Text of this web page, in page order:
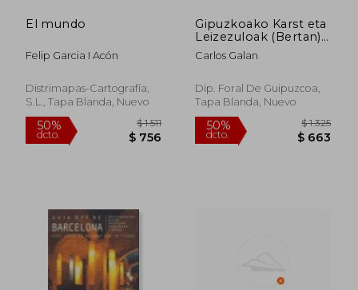
50%
dcto.
El mundo
Felip Garcia I Acón
Distrimapas-Cartografía,
S.L., Tapa Blanda, Nuevo
Gipuzkoako Karst eta
Leizezuloak (Bertan)
(en Euskera)
Carlos Galan
Dip. Foral De Guipuzcoa,
Tapa Blanda, Nuevo